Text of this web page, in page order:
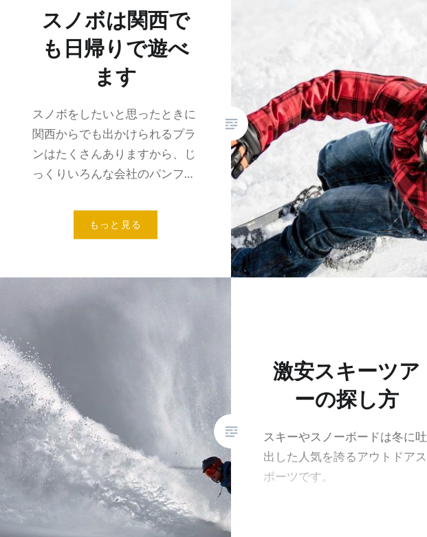
スノボは関西で
も日帰りで遊べ
ます
スノボをしたいと思ったときに
関西からでも出かけられるプラ
ンはたくさんありますから、じ
っくりいろんな会社のパンフ…
もっと見る
激安スキーツア
ーの探し方
スキーやスノーボードは冬に吐
出した人気を誇るアウトドアス
ポーツです。